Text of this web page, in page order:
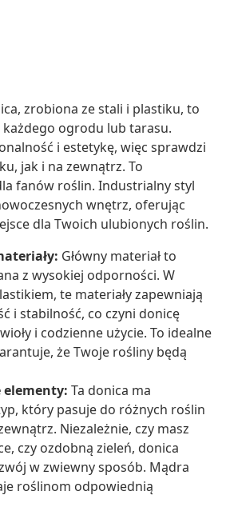
zrobiona ze stali i plastiku, to
ogrodu lub tarasu.
i estetykę, więc sprawdzi
jak i na zewnątrz. To
fanów roślin. Industrialny styl
wnętrz, oferując
dla Twoich ulubionych roślin.
Główny materiał to
z wysokiej odporności. W
te materiały zapewniają
i stabilność, co czyni donicę
i codzienne użycie. To idealne
że Twoje rośliny będą
Ta donica ma
który pasuje do różnych roślin
Niezależnie, czy masz
czy ozdobną zieleń, donica
w zwiewny sposób. Mądra
roślinom odpowiednią